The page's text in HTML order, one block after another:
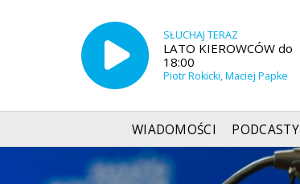
SŁUCHAJ TERAZ
LATO KIEROWCÓW do
18:00
Piotr Rokicki, Maciej Papke
WIADOMOŚCI PODCASTY